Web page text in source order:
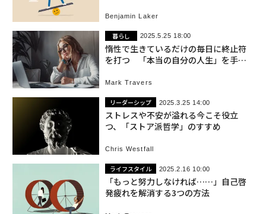
Benjamin Laker
暮らし 2025.5.25 18:00
惰性で生きているだけの毎日に終止符
を打つ 「本当の自分の人生」を手に
Mark Travers
リーダーシップ 2025.3.25 14:00
ストレスや不安が溢れる今こそ役立
つ、「ストア派哲学」のすすめ
Chris Westfall
ライフスタイル 2025.2.16 10:00
「もっと努力しなければ……」自己啓
発疲れを解消する3つの方法